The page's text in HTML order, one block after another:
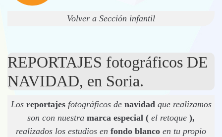
Volver a Sección infantil
REPORTAJES fotográficos DE
NAVIDAD, en Soria.
Los reportajesfotográficos de navidadque realizamos
son con nuestra marca especial ( el retoque ),
realizados los estudios en fondo blanco en tu propio